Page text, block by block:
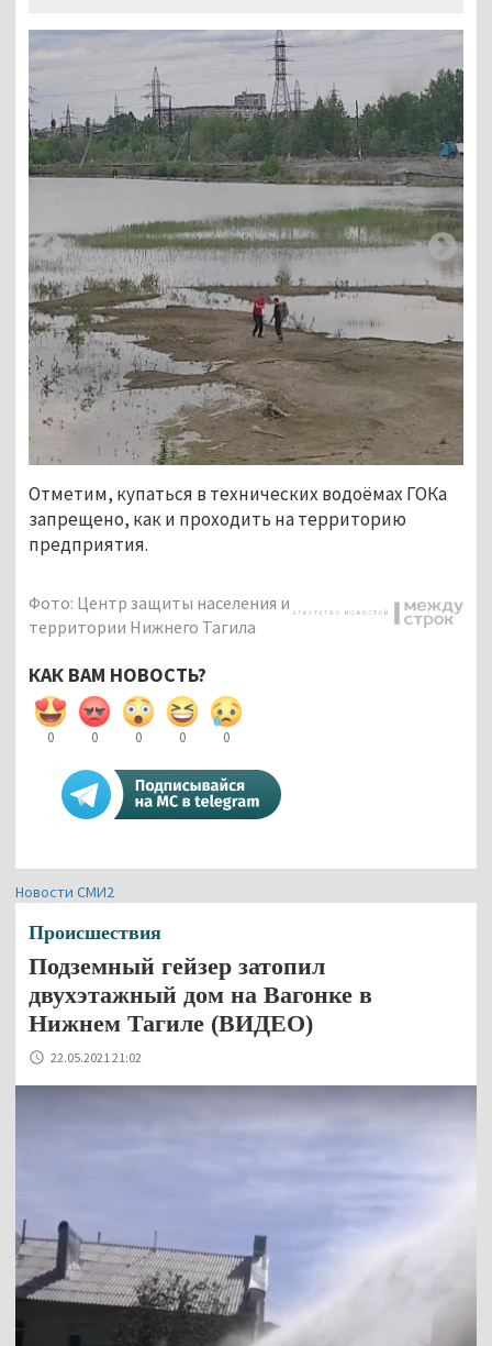
Отметим, купаться в технических водоёмах ГОКа
запрещено, как и проходить на территорию
предприятия.
Фото: Центр защиты населения и
территории Нижнего Тагила
КАК ВАМ НОВОСТЬ?
0 0 0 0 0
Новости СМИ2
Происшествия
Подземный гейзер затопил
двухэтажный дом на Вагонке в
Нижнем Тагиле (ВИДЕО)
22.05.2021 21:02